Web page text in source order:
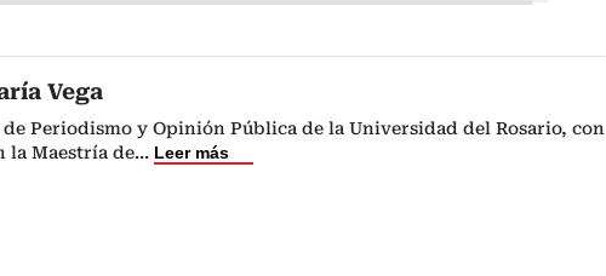
Vega
de Periodismo y Opinión Pública de la Universidad del Rosario, con
la Maestría de... Leer más